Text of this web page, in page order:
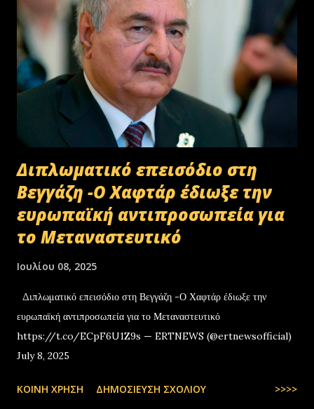
Διπλωματικό επεισόδιο στη
Βεγγάζη -Ο Χαφτάρ έδιωξε την
ευρωπαϊκή αντιπροσωπεία για
το Μεταναστευτικό
Ιουλίου 08, 2025
Διπλωματικό επεισόδιο στη Βεγγάζη -Ο Χαφτάρ έδιωξε την
ευρωπαϊκή αντιπροσωπεία για το Μεταναστευτικό
https://t.co/ECpF6U1Z9s — ERTNEWS (@ertnewsofficial)
July 8, 2025
ΚΟΙΝΉ ΧΡΉΣΗ ΔΗΜΟΣΊΕΥΣΗ ΣΧΟΛΊΟΥ >>>>